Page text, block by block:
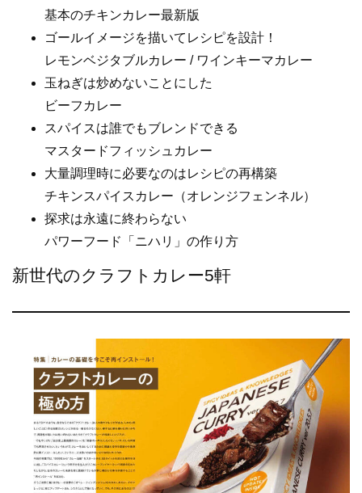
基本のチキンカレー最新版
ゴールイメージを描いてレシピを設計！
レモンベジタブルカレー / ワインキーマカレー
玉ねぎは炒めないことにした
ビーフカレー
スパイスは誰でもブレンドできる
マスタードフィッシュカレー
大量調理時に必要なのはレシピの再構築
チキンスパイスカレー（オレンジフェンネル）
探求は永遠に終わらない
パワーフード「ニハリ」の作り方
新世代のクラフトカレー5軒